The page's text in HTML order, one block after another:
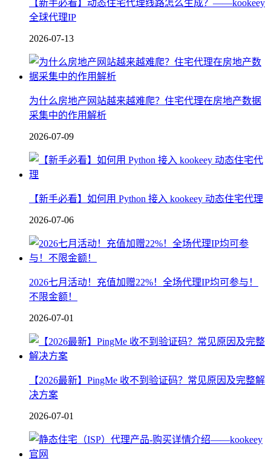
【新手必看】动态住宅代理线路怎么生成？——kookeey
全球代理IP
2026-07-13
为什么房地产网站越来越难爬？住宅代理在房地产数据
采集中的作用解析
2026-07-09
【新手必看】如何用 Python 接入 kookeey 动态住宅代理
2026-07-06
2026七月活动！充值加赠22%！全场代理IP均可参与！
不限金额！
2026-07-01
【2026最新】PingMe 收不到验证码？常见原因及完整解
决方案
2026-07-01